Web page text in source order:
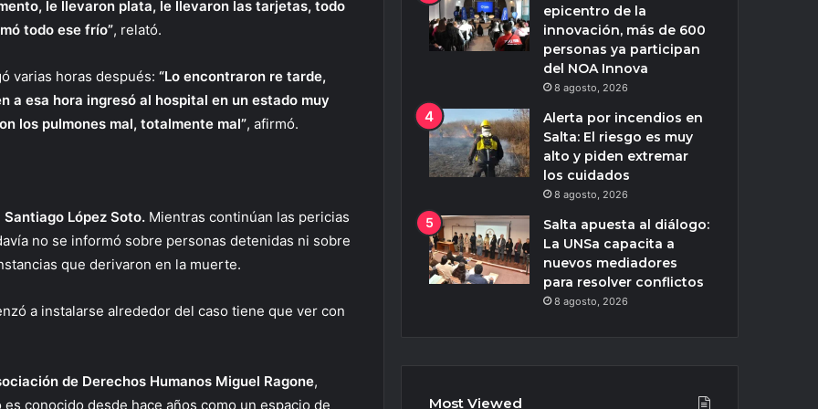
le llevaron plata, le llevaron las tarjetas, todo
todo ese frío”, relató.
varias horas después: “Lo encontraron re tarde,
a esa hora ingresó al hospital en un estado muy
los pulmones mal, totalmente mal”, afirmó.
Santiago López Soto. Mientras continúan las pericias
no se informó sobre personas detenidas ni sobre
que derivaron en la muerte.
a instalarse alrededor del caso tiene que ver con
de Derechos Humanos Miguel Ragone,
conocido desde hace años como un espacio de
epicentro de la
innovación, más de 600
personas ya participan
del NOA Innova
8 agosto, 2026
Alerta por incendios en
Salta: El riesgo es muy
alto y piden extremar
los cuidados
8 agosto, 2026
Salta apuesta al diálogo:
La UNSa capacita a
nuevos mediadores
para resolver conflictos
8 agosto, 2026
Most Viewed